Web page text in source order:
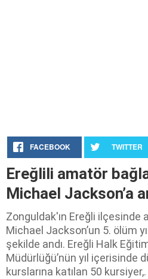
FACEBOOK TWITTER
Ereğlili amatör
Michael Jackson’a
Zonguldak'ın Ereğli ilçesinde
Michael Jackson’un 5. ölüm
şekilde andı. Ereğli Halk
Müdürlüğü’nün yıl içerisinde
kurslarına katılan 50 kursiyer,.